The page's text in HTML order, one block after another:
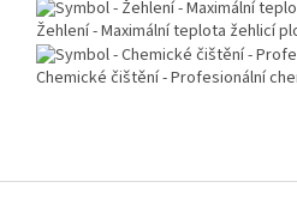
Žehlení - Maximální teplota žehlicí
Chemické čištění - Profesionální